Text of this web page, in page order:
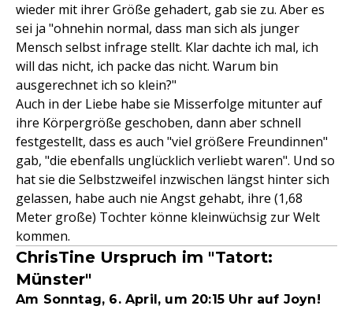
wieder mit ihrer Größe gehadert, gab sie zu. Aber es
sei ja "ohnehin normal, dass man sich als junger
Mensch selbst infrage stellt. Klar dachte ich mal, ich
will das nicht, ich packe das nicht. Warum bin
ausgerechnet ich so klein?"
Auch in der Liebe habe sie Misserfolge mitunter auf
ihre Körpergröße geschoben, dann aber schnell
festgestellt, dass es auch "viel größere Freundinnen"
gab, "die ebenfalls unglücklich verliebt waren". Und so
hat sie die Selbstzweifel inzwischen längst hinter sich
gelassen, habe auch nie Angst gehabt, ihre (1,68
Meter große) Tochter könne kleinwüchsig zur Welt
kommen.
ChrisTine Urspruch im "Tatort:
Münster"
Am Sonntag, 6. April, um 20:15 Uhr auf Joyn!